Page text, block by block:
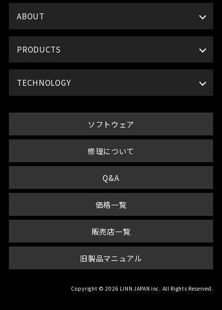
ABOUT
PRODUCTS
TECHNOLOGY
ソフトウェア
修理について
Q&A
価格一覧
販売店一覧
旧製品マニュアル
Copyright © 2026 LINN JAPAN inc. All Rights Reserved.